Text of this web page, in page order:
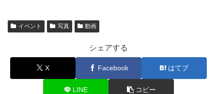
イベント 写真 動画
シェアする
X Facebook はてブ
LINE コピー